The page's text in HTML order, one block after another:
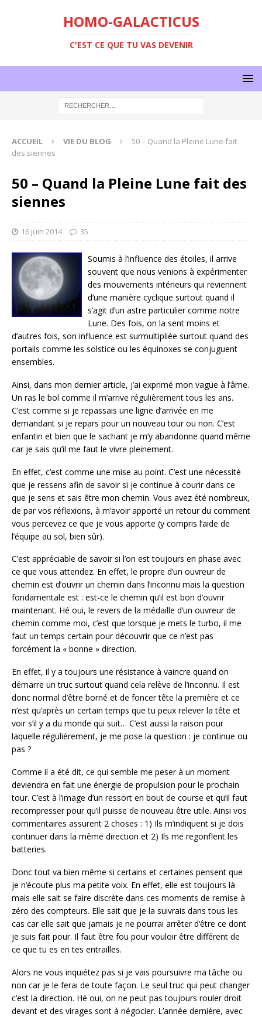
HOMO-GALACTICUS
C'EST CE QUE TU VAS DEVENIR
ACCUEIL VIE DU BLOG
50 – Quand la Pleine Lune fait
des siennes
50 – Quand la Pleine Lune fait des
siennes
16 juin 2014 35
Soumis à l’influence des étoiles, il arrive
souvent que nous venions à expérimenter
des mouvements intérieurs qui reviennent
d’une manière cyclique surtout quand il
s’agit d’un astre particulier comme notre
Lune. Des fois, on la sent moins et
d’autres fois, son influence est surmultipliée surtout quand des
portails comme les solstice ou les équinoxes se conjuguent
ensembles.
Ainsi, dans mon dernier article, j’ai exprimé mon vague à l’âme.
Un ras le bol comme il m’arrive régulièrement tous les ans.
C’est comme si je repassais une ligne d’arrivée en me
demandant si je repars pour un nouveau tour ou non. C’est
enfantin et bien que le sachant je m’y abandonne quand même
car je sais qu’il me faut le vivre pleinement.
En effet, c’est comme une mise au point. C’est une nécessité
que je ressens afin de savoir si je continue à courir dans ce
que je sens et sais être mon chemin. Vous avez été nombreux,
de par vos réflexions, à m’avoir apporté un retour du comment
vous percevez ce que je vous apporte (y compris l’aide de
l’équipe au sol, bien sûr).
C’est appréciable de savoir si l’on est toujours en phase avec
ce que vous attendez. En effet, le propre d’un ouvreur de
chemin est d’ouvrir un chemin dans l’inconnu mais la question
fondamentale est : est-ce le chemin qu’il est bon d’ouvrir
maintenant. Hé oui, le revers de la médaille d’un ouvreur de
chemin comme moi, c’est que lorsque je mets le turbo, il me
faut un temps certain pour découvrir que ce n’est pas
forcément la « bonne » direction.
En effet, il y a toujours une résistance à vaincre quand on
démarre un truc surtout quand cela relève de l’inconnu. Il est
donc normal d’être borné et de foncer tête la première et ce
n’est qu’après un certain temps que tu peux relever la tête et
voir s’il y a du monde qui suit… C’est aussi la raison pour
laquelle régulièrement, je me pose la question : je continue ou
pas ?
Comme il a été dit, ce qui semble me peser à un moment
deviendra en fait une énergie de propulsion pour le prochain
tour. C’est à l’image d’un ressort en bout de course et qu’il faut
recompresser pour qu’il puisse de nouveau être utile. Ainsi vos
commentaires assurent 2 choses : 1) Ils m’indiquent si je dois
continuer dans la même direction et 2) Ils me regonflent les
batteries.
Donc tout va bien même si certains et certaines pensent que
je n’écoute plus ma petite voix. En effet, elle est toujours là
mais elle sait se faire discrète dans ces moments de remise à
zéro des compteurs. Elle sait que je la suivrais dans tous les
cas car elle sait que jamais je ne pourrai arrêter d’être ce dont
je suis fait pour. Il faut être fou pour vouloir être différent de
ce que tu es en tes entrailles.
Alors ne vous inquiétez pas si je vais poursuivre ma tâche ou
non car je le ferai de toute façon. Le seul truc qui peut changer
c’est la direction. Hé oui, on ne peut pas toujours rouler droit
devant et des virages sont à négocier. L’année dernière, avec